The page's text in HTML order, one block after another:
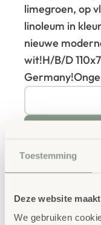
Toestemming
Deze website
We gebruiken
limegroen, op
linoleum in
nieuwe
wit!H/B/D
Germany!